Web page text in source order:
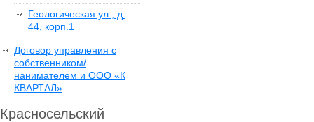
Геологическая ул., д.
44, корп.1
Договор управления с
собственником/
нанимателем и ООО «К
КВАРТАЛ»
Красносельский